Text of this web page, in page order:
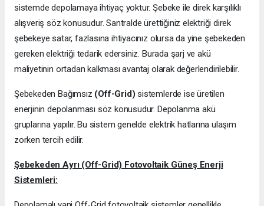
sistemde depolamaya ihtiyaç yoktur. Şebeke ile direk karşılıklı
alışveriş söz konusudur. Santralde ürettiğiniz elektriği direk
şebekeye satar, fazlasına ihtiyacınız olursa da yine şebekeden
gereken elektriği tedarik edersiniz. Burada şarj ve akü
maliyetinin ortadan kalkması avantaj olarak değerlendirilebilir.
Şebekeden Bağımsız (Off-Grid) sistemlerde ise üretilen
enerjinin depolanması söz konusudur. Depolanma akü
gruplarına yapılır. Bu sistem genelde elektrik hatlarına ulaşım
zorken tercih edilir.
Şebekeden Ayrı (Off-Grid) Fotovoltaik Güneş Enerji
Sistemleri: